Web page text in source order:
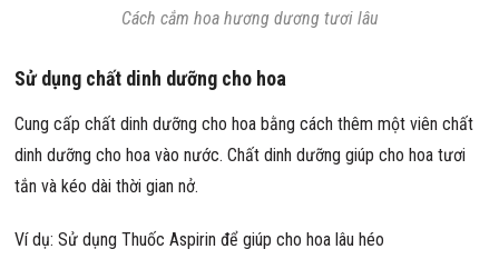
Cách cắm hoa hương dương tươi lâu
Sử dụng chất dinh dưỡng cho hoa
Cung cấp chất dinh dưỡng cho hoa bằng cách thêm một viên chất
dinh dưỡng cho hoa vào nước. Chất dinh dưỡng giúp cho hoa tươi
tắn và kéo dài thời gian nở.
Ví dụ: Sử dụng Thuốc Aspirin để giúp cho hoa lâu héo